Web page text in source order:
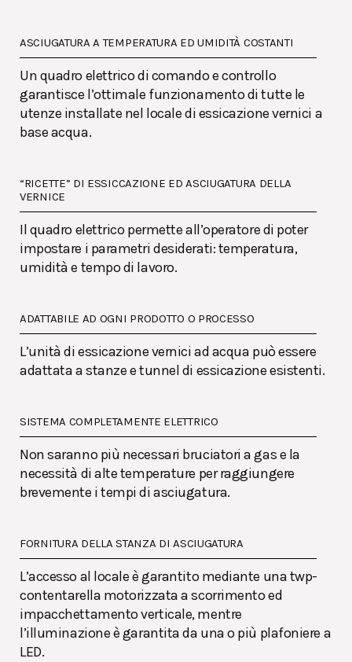
ASCIUGATURA A TEMPERATURA ED UMIDITÀ COSTANTI
Un quadro elettrico di comando e controllo
garantisce l’ottimale funzionamento di tutte le
utenze installate nel locale di essicazione vernici a
base acqua.
“RICETTE” DI ESSICCAZIONE ED ASCIUGATURA DELLA
VERNICE
Il quadro elettrico permette all’operatore di poter
impostare i parametri desiderati: temperatura,
umidità e tempo di lavoro.
ADATTABILE AD OGNI PRODOTTO O PROCESSO
L’unità di essicazione vernici ad acqua può essere
adattata a stanze e tunnel di essicazione esistenti.
SISTEMA COMPLETAMENTE ELETTRICO
Non saranno più necessari bruciatori a gas e la
necessità di alte temperature per raggiungere
brevemente i tempi di asciugatura.
FORNITURA DELLA STANZA DI ASCIUGATURA
L’accesso al locale è garantito mediante una twp-
contentarella motorizzata a scorrimento ed
impacchettamento verticale, mentre
l’illuminazione è garantita da una o più plafoniere a
LED.